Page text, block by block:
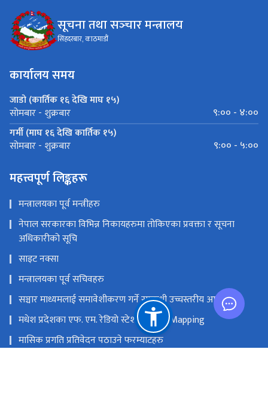
सूचना तथा सञ्‍चार मन्त्रालय
सिंहदरबार, काठमाडौं
कार्यालय समय
जाडो (कार्तिक १६ देखि माघ १५)
सोमबार - शुक्रबार
९:०० - ४:००
गर्मी (माघ १६ देखि कार्तिक १५)
सोमबार - शुक्रबार ९:०० - ५:००
महत्त्वपूर्ण लिङ्कहरू
मन्त्रालयका पूर्व मन्त्रीहरु
नेपाल सरकारका विभिन्न निकायहरुमा तोकिएका प्रवक्ता र सूचना
अधिकारीको सूचि
साइट नक्सा
मन्त्रालयका पूर्व सचिवहरु
सञ्चार माध्यमलाई समावेशीकरण गर्ने सम्बन्धी उच्चस्तरीय आयोग
मधेश प्रदेशका एफ. एम. रेडियो स्टेशनको GIS Mapping
मासिक प्रगति प्रतिवेदन पठाउने फरम्याटहरु